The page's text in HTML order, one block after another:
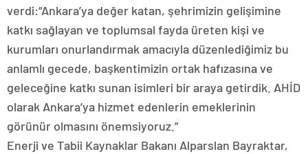
verdi:“Ankara’ya değer katan, şehrimizin gelişimine
katkı sağlayan ve toplumsal fayda üreten kişi ve
kurumları onurlandırmak amacıyla düzenlediğimiz bu
anlamlı gecede, başkentimizin ortak hafızasına ve
geleceğine katkı sunan isimleri bir araya getirdik. AHİD
olarak Ankara’ya hizmet edenlerin emeklerinin
görünür olmasını önemsiyoruz.”
Enerji ve Tabii Kaynaklar Bakanı Alparslan Bayraktar,